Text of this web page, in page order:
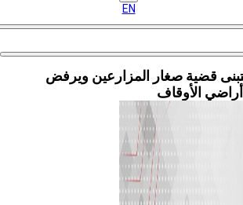
صغار المزارعين ويرفض
الأوقاف